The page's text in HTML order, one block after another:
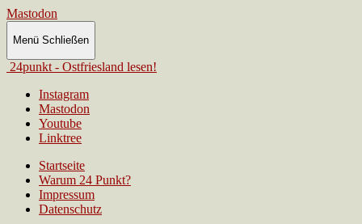
Mastodon
Menü Schließen
24punkt - Ostfriesland lesen!
Instagram
Mastodon
Youtube
Linktree
Startseite
Warum 24 Punkt?
Impressum
Datenschutz